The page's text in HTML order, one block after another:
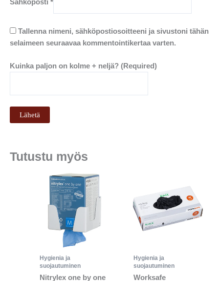
Sähköposti *
Tallenna nimeni, sähköpostiosoitteeni ja sivustoni tähän
selaimeen seuraavaa kommentointikertaa varten.
Kuinka paljon on kolme + neljä? (Required)
Tutustu myös
Hygienia ja
suojautuminen
Nitrylex one by one
Hygienia ja
suojautuminen
Worksafe
on
useampi